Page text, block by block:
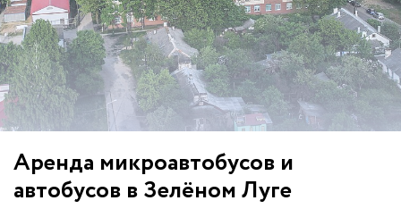
Аренда микроавтобусов и
автобусов в Зелёном Луге